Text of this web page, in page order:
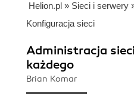
Helion.pl » Sieci i serwery
Konfiguracja sieci
Administracja
każdego
Brian Komar